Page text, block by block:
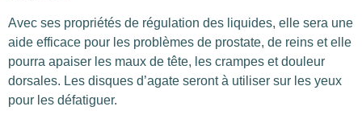
Avec ses propriétés de régulation des liquides, elle sera une
aide efficace pour les problèmes de prostate, de reins et elle
pourra apaiser les maux de tête, les crampes et douleur
dorsales. Les disques d’agate seront à utiliser sur les yeux
pour les défatiguer.